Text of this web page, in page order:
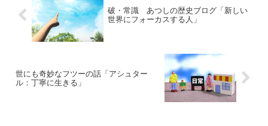
破・常識 あつしの歴史ブログ「新しい
世界にフォーカスする人」
世にも奇妙なフツーの話「アシュター
ル：丁寧に生きる」